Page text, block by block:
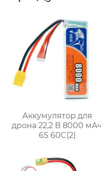
Аккумулятор для
дрона 22,2 В 8000 мАч
6S 60C(2)